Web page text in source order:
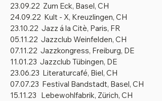
23.09.22 Zum Eck, Basel, CH
24.09.22 Kult - X, Kreuzlingen, CH
23.10.22 Jazz á la Citè, Paris, FR
05.11.22 Jazzclub Weinfelden, CH
07.11.22 Jazzkongress, Freiburg, DE
11.01.23 Jazzclub Tübingen, DE
23.06.23 Literaturcafé, Biel, CH
07.07.23 Festival Bandstadt, Basel, CH
15.11.23 Lebewohlfabrik, Zürich, CH